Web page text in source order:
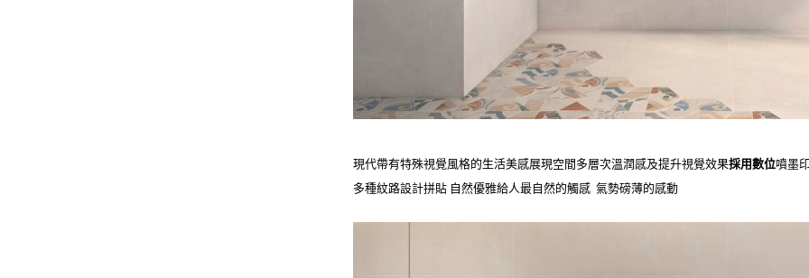
現代帶有特殊視覺風格的生活美感展現空間多層次溫潤感及提升視覺效果採用數位噴墨
多種紋路設計拼貼 自然優雅給人最自然的觸感 氣勢磅薄的感動